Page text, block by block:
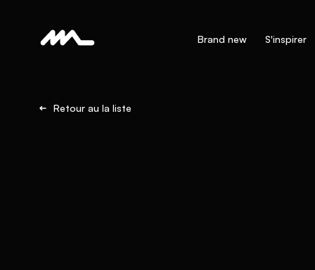
Brand new S'inspirer
Retour au la liste